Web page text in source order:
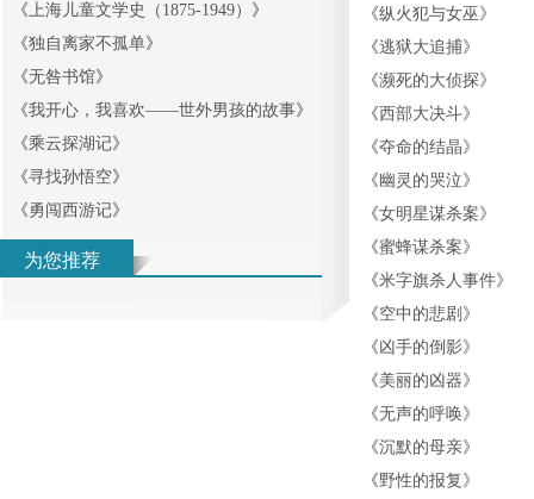
《上海儿童文学史（1875-1949） 》
《独自离家不孤单》
《无咎书馆》
《我开心，我喜欢——世外男孩的故事》
《乘云探湖记》
《寻找孙悟空》
《勇闯西游记》
为您推荐
《纵火犯与女巫 》
《逃狱大追捕》
《濒死的大侦探》
《西部大决斗》
《夺命的结晶》
《 幽灵的哭泣》
《女明星谋杀案》
《蜜蜂谋杀案》
《米字旗杀人事件》
《空中的悲剧 》
《凶手的倒影》
《美丽的凶器》
《无声的呼唤》
《沉默的母亲》
《野性的报复 》